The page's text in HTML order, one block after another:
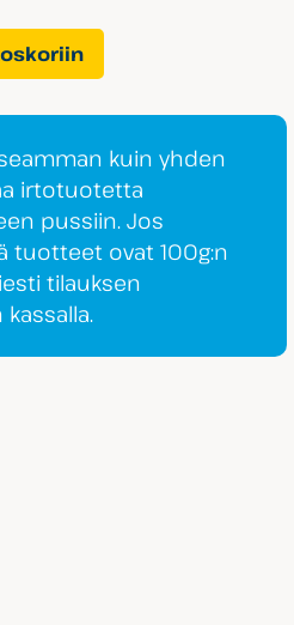
kuin yhden
irtotuotetta
pussiin. Jos
tuotteet ovat 100g:n
tilauksen